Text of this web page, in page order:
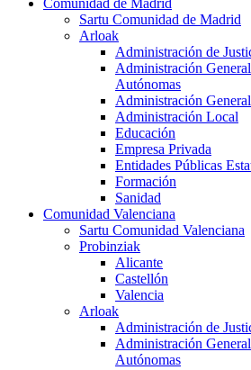
Comunidad de Madrid
Sartu Comunidad de Madrid
Arloak
Administración de
Administración
Autónomas
Administración
Administración Local
Educación
Empresa Privada
Entidades Públicas
Formación
Sanidad
Comunidad Valenciana
Sartu Comunidad Valenciana
Probinziak
Alicante
Castellón
Valencia
Arloak
Administración de
Administración
Autónomas